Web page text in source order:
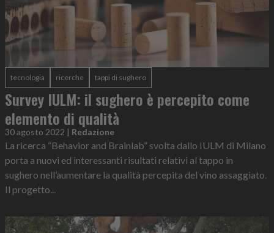
tecnologia ricerche tappi di sughero
Survey IULM: il sughero è percepito come
elemento di qualità
30 agosto 2022 | Redazione
La ricerca “Behavior and Brainlab” svolta dallo IULM di Milano
porta a nuovi ed interessanti risultati relativi al tappo in
sughero nell’aumentare la qualità percepita del vino assaggiato.
Il progetto...